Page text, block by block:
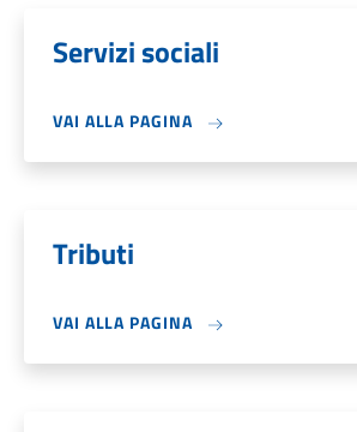
Servizi sociali
VAI ALLA PAGINA
Tributi
VAI ALLA PAGINA